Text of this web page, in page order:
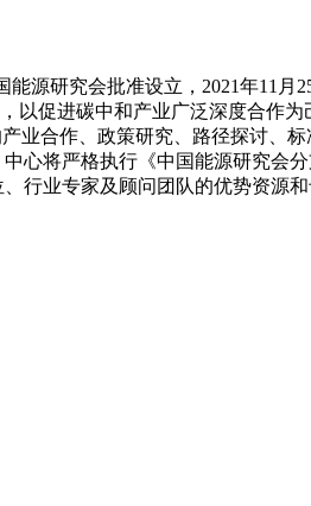
源研究会批准设立，2021年11月
促进碳中和产业广泛深度合作为
业合作、政策研究、路径探讨、
心将严格执行《中国能源研究会
行业专家及顾问团队的优势资源